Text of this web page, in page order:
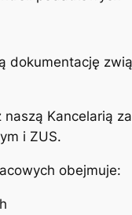
dokumentację
naszą Kancelarią
i ZUS.
obejmuje: